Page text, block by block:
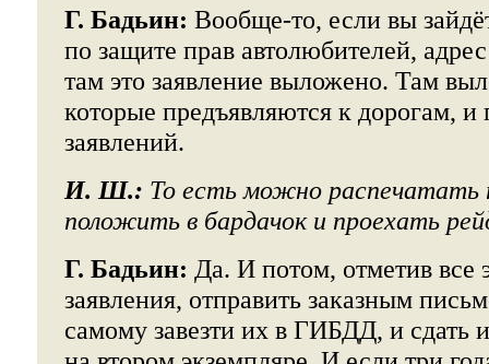
Г. Бадьин: Вообще-то, если вы
по защите прав автолюбителей,
там это заявление выложено. Там
которые предъявляются к дорогам,
заявлений.
И. Ш.: То есть можно распечатать
положить в бардачок и проехать
Г. Бадьин: Да. И потом, отметив все
заявления, отправить заказным
самому завезти их в ГИБДД, и сдать